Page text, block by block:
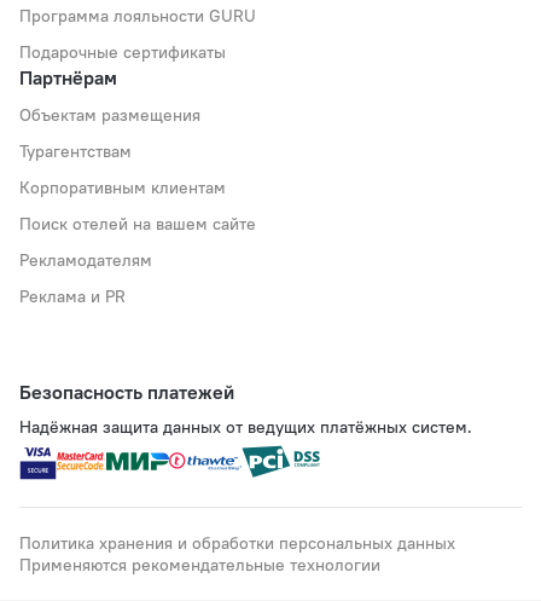
Программа лояльности GURU
Подарочные сертификаты
Партнёрам
Объектам размещения
Турагентствам
Корпоративным клиентам
Поиск отелей на вашем сайте
Рекламодателям
Реклама и PR
Безопасность платежей
Надёжная защита данных от ведущих платёжных систем.
Политика хранения и обработки персональных данных
Применяются рекомендательные технологии